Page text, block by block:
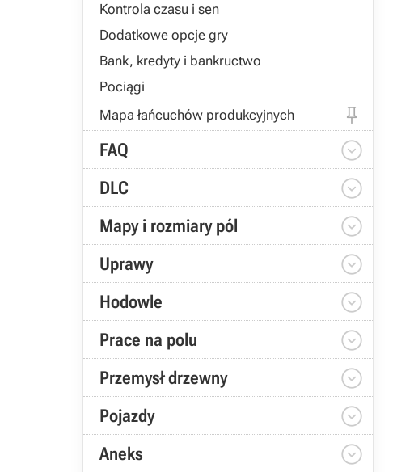
Kontrola czasu i sen
Dodatkowe opcje gry
Bank, kredyty i bankructwo
Pociągi
Mapa łańcuchów produkcyjnych

FAQ 
DLC 
Mapy i rozmiary pól 
Uprawy 
Hodowle 
Prace na polu 
Przemysł drzewny 
Pojazdy 
Aneks 